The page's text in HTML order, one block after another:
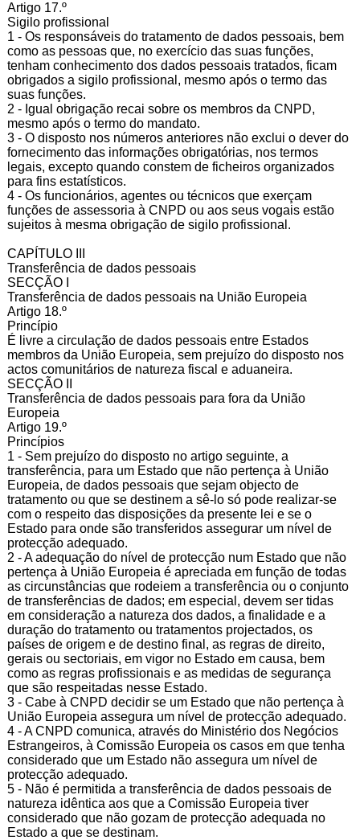
Artigo 17.º
Sigilo profissional
1 - Os responsáveis do tratamento de dados pessoais, bem
como as pessoas que, no exercício das suas funções,
tenham conhecimento dos dados pessoais tratados, ficam
obrigados a sigilo profissional, mesmo após o termo das
suas funções.
2 - Igual obrigação recai sobre os membros da CNPD,
mesmo após o termo do mandato.
3 - O disposto nos números anteriores não exclui o dever do
fornecimento das informações obrigatórias, nos termos
legais, excepto quando constem de ficheiros organizados
para fins estatísticos.
4 - Os funcionários, agentes ou técnicos que exerçam
funções de assessoria à CNPD ou aos seus vogais estão
sujeitos à mesma obrigação de sigilo profissional.
CAPÍTULO III
Transferência de dados pessoais
SECÇÃO I
Transferência de dados pessoais na União Europeia
Artigo 18.º
Princípio
É livre a circulação de dados pessoais entre Estados
membros da União Europeia, sem prejuízo do disposto nos
actos comunitários de natureza fiscal e aduaneira.
SECÇÃO II
Transferência de dados pessoais para fora da União
Europeia
Artigo 19.º
Princípios
1 - Sem prejuízo do disposto no artigo seguinte, a
transferência, para um Estado que não pertença à União
Europeia, de dados pessoais que sejam objecto de
tratamento ou que se destinem a sê-lo só pode realizar-se
com o respeito das disposições da presente lei e se o
Estado para onde são transferidos assegurar um nível de
protecção adequado.
2 - A adequação do nível de protecção num Estado que não
pertença à União Europeia é apreciada em função de todas
as circunstâncias que rodeiem a transferência ou o conjunto
de transferências de dados; em especial, devem ser tidas
em consideração a natureza dos dados, a finalidade e a
duração do tratamento ou tratamentos projectados, os
países de origem e de destino final, as regras de direito,
gerais ou sectoriais, em vigor no Estado em causa, bem
como as regras profissionais e as medidas de segurança
que são respeitadas nesse Estado.
3 - Cabe à CNPD decidir se um Estado que não pertença à
União Europeia assegura um nível de protecção adequado.
4 - A CNPD comunica, através do Ministério dos Negócios
Estrangeiros, à Comissão Europeia os casos em que tenha
considerado que um Estado não assegura um nível de
protecção adequado.
5 - Não é permitida a transferência de dados pessoais de
natureza idêntica aos que a Comissão Europeia tiver
considerado que não gozam de protecção adequada no
Estado a que se destinam.